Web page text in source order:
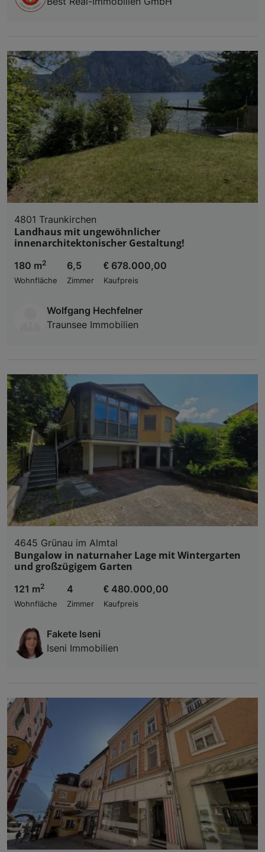
4801 Traunkirchen
Landhaus mit ungewöhnlicher
innenarchitektonischer Gestaltung!
180 m2
Wohnfläche
6,5
Zimmer
€ 678.000,00
Kaufpreis
Wolfgang Hechfelner
Traunsee Immobilien
4645 Grünau im Almtal
Bungalow in naturnaher Lage mit Wintergarten
und großzügigem Garten
121 m2
Wohnfläche
4
Zimmer
€ 480.000,00
Kaufpreis
Fakete Iseni
Iseni Immobilien